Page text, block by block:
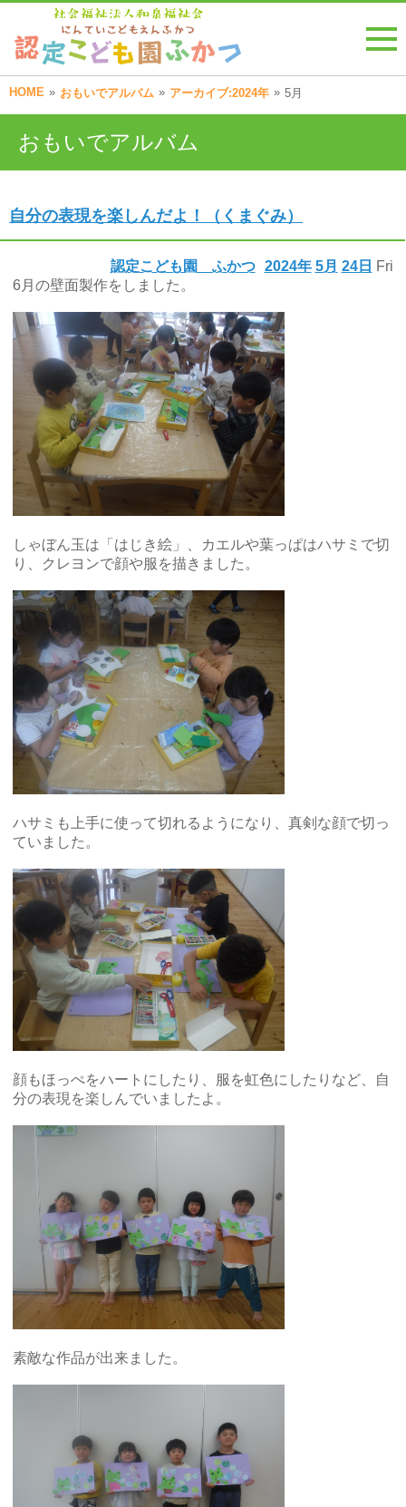
HOME » おもいでアルバム » アーカイブ:2024年 » 5月
おもいでアルバム
自分の表現を楽しんだよ！（くまぐみ）
2024年 5月 24日 Fri
認定こども園 ふかつ
6月の壁面製作をしました。
しゃぼん玉は「はじき絵」、カエルや葉っぱはハサミで切
り、クレヨンで顔や服を描きました。
ハサミも上手に使って切れるようになり、真剣な顔で切っ
ていました。
顔もほっぺをハートにしたり、服を虹色にしたりなど、自
分の表現を楽しんでいましたよ。
素敵な作品が出来ました。